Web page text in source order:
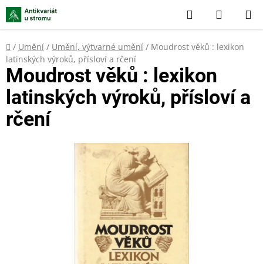
Přejít
na
obsah
Hledat
KOŠÍK
Domů
/ Umění / Umění, výtvarné umění / Moudrost věků : lexikon
latinských výroků, přísloví a rčení
Moudrost věků : lexikon
latinských výroků, přísloví a
rčení